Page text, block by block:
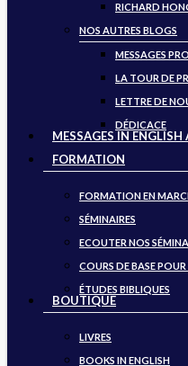
RICHARD
NOS AUTRES BLOGS
MESSAGES
LA TOUR DE
LETTRE DE
DÉDICACE
MESSAGES IN
FORMATION
FORMATION EN
SÉMINAIRES
ECOUTER NOS
COURS DE BASE
ÉTUDES BIBLIQUES
BOUTIQUE
LIVRES
BOOKS IN ENGLISH